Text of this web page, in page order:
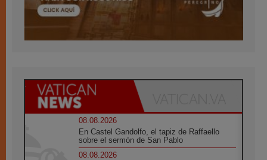
08.08.2026
En Castel Gandolfo, el tapiz de Raffaello
sobre el sermón de San Pablo
08.08.2026